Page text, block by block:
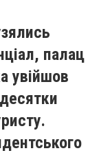
палац
увійшов